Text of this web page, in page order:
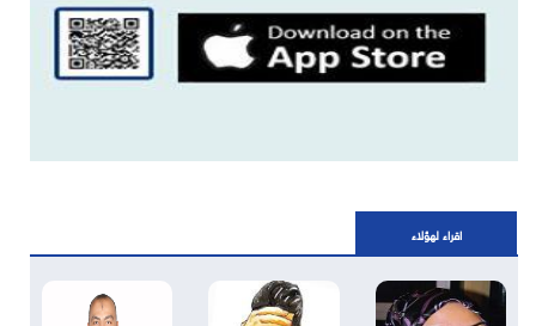
اقراء لهؤلاء